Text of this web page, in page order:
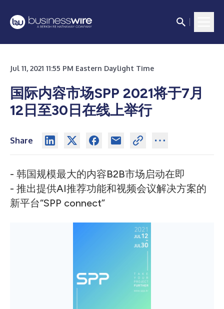
Jul 11, 2021 11:55 PM Eastern Daylight Time
国际内容市场SPP 2021将于7月
12日至30日在线上举行
Share
- 韩国规模最大的内容B2B市场启动在即
- 推出提供AI推荐功能和视频会议解决方案的
新平台“SPP connect”